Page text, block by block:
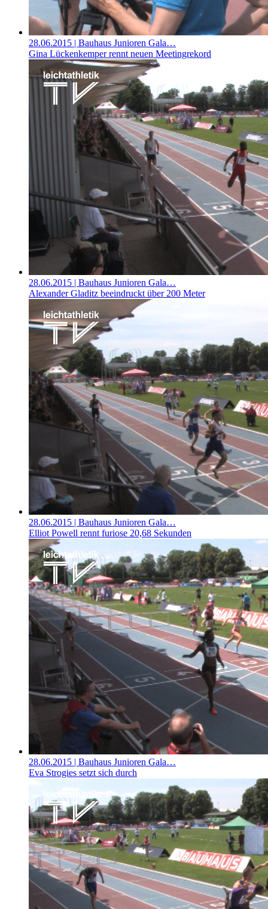
28.06.2015 | Bauhaus Junioren Gala…
Gina Lückenkemper rennt neuen Meetingrekord
28.06.2015 | Bauhaus Junioren Gala…
Alexander Gladitz beeindruckt über 200 Meter
28.06.2015 | Bauhaus Junioren Gala…
Elliot Powell rennt furiose 20,68 Sekunden
28.06.2015 | Bauhaus Junioren Gala…
Eva Strogies setzt sich durch